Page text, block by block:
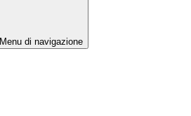
Menu di navigazione